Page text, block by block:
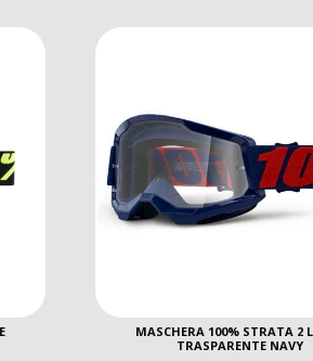
ERA:
È:
MASCHERA 100% STRATA 2
TRASPARENTE NAVY